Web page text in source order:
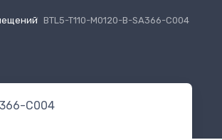
BTL5-T110-M0120-B-SA366-C004
C004